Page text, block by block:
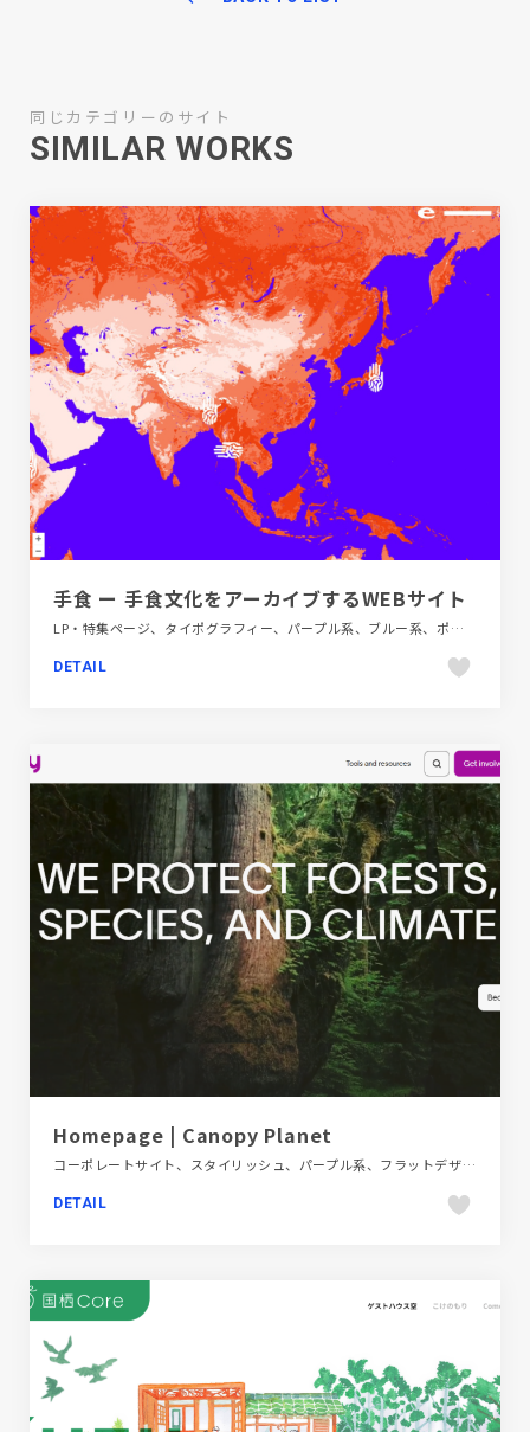
同じカテゴリーのサイト
SIMILAR WORKS
手食 ー 手食文化をアーカイブするWEBサイト
LP・特集ページ、タイポグラフィー、パープル系、ブルー系、ポップ、飲料・食品
DETAIL
Homepage | Canopy Planet
コーポレートサイト、スタイリッシュ、パープル系、フラットデザイン、ホワイト系、海外サイト、第一次産業・SDGs・地方創生
DETAIL